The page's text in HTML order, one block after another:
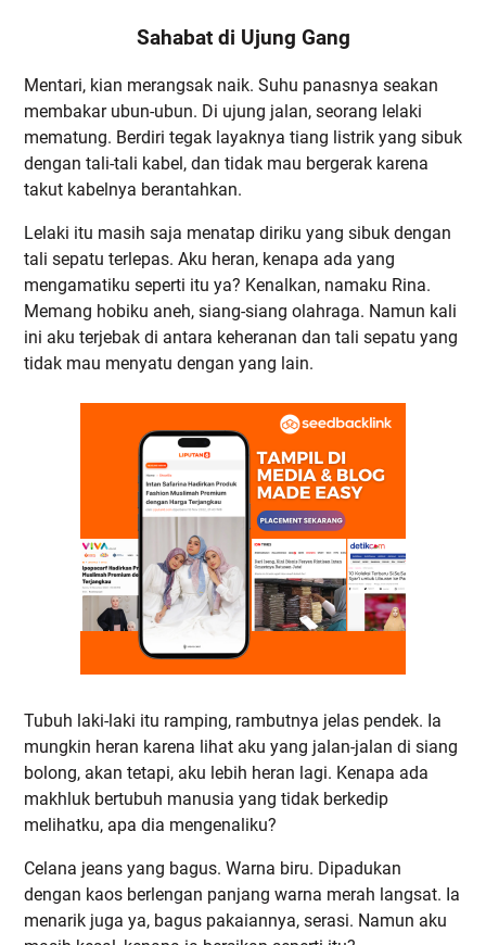
Sahabat di Ujung Gang
Mentari, kian merangsak naik. Suhu panasnya seakan
membakar ubun-ubun. Di ujung jalan, seorang lelaki
mematung. Berdiri tegak layaknya tiang listrik yang sibuk
dengan tali-tali kabel, dan tidak mau bergerak karena
takut kabelnya berantahkan.
Lelaki itu masih saja menatap diriku yang sibuk dengan
tali sepatu terlepas. Aku heran, kenapa ada yang
mengamatiku seperti itu ya? Kenalkan, namaku Rina.
Memang hobiku aneh, siang-siang olahraga. Namun kali
ini aku terjebak di antara keheranan dan tali sepatu yang
tidak mau menyatu dengan yang lain.
Tubuh laki-laki itu ramping, rambutnya jelas pendek. Ia
mungkin heran karena lihat aku yang jalan-jalan di siang
bolong, akan tetapi, aku lebih heran lagi. Kenapa ada
makhluk bertubuh manusia yang tidak berkedip
melihatku, apa dia mengenaliku?
Celana jeans yang bagus. Warna biru. Dipadukan
dengan kaos berlengan panjang warna merah langsat. Ia
menarik juga ya, bagus pakaiannya, serasi. Namun aku